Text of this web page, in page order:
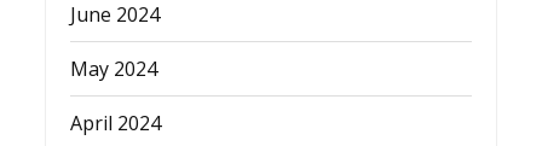
June 2024
May 2024
April 2024